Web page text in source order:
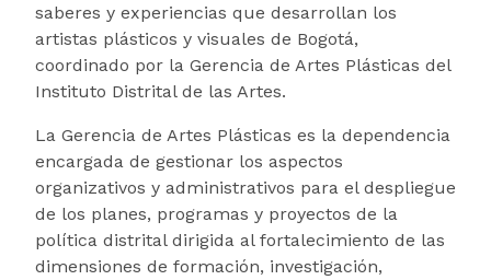
saberes y experiencias que desarrollan los
artistas plásticos y visuales de Bogotá,
coordinado por la Gerencia de Artes Plásticas del
Instituto Distrital de las Artes.
La Gerencia de Artes Plásticas es la dependencia
encargada de gestionar los aspectos
organizativos y administrativos para el despliegue
de los planes, programas y proyectos de la
política distrital dirigida al fortalecimiento de las
dimensiones de formación, investigación,